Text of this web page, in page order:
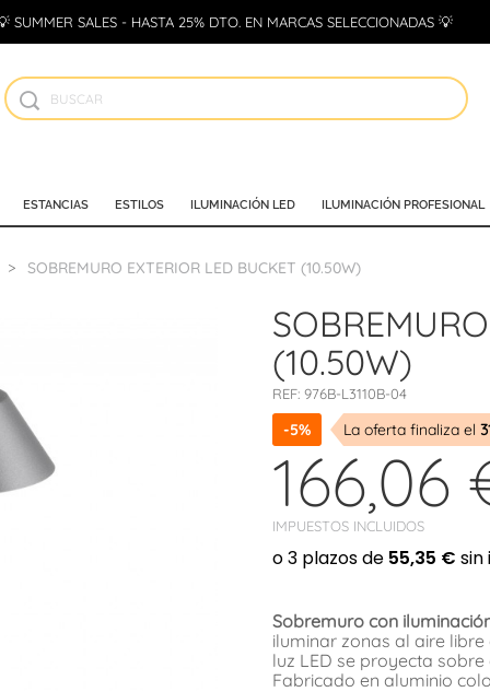
SUMMER SALES - HASTA 25% DTO. EN MARCAS SELECCIONADAS 💡
ESTANCIAS ESTILOS ILUMINACIÓN LED ILUMINACIÓN PROFESIONAL
SOBREMURO EXTERIOR LED BUCKET (10.50W)
(10.50W)
REF: 976B-L3110B-04
-5% La oferta finaliza el
166,06
IMPUESTOS INCLUIDOS
Sobremuro con
iluminar zonas al aire
luz LED se proyecta
Fabricado en aluminio